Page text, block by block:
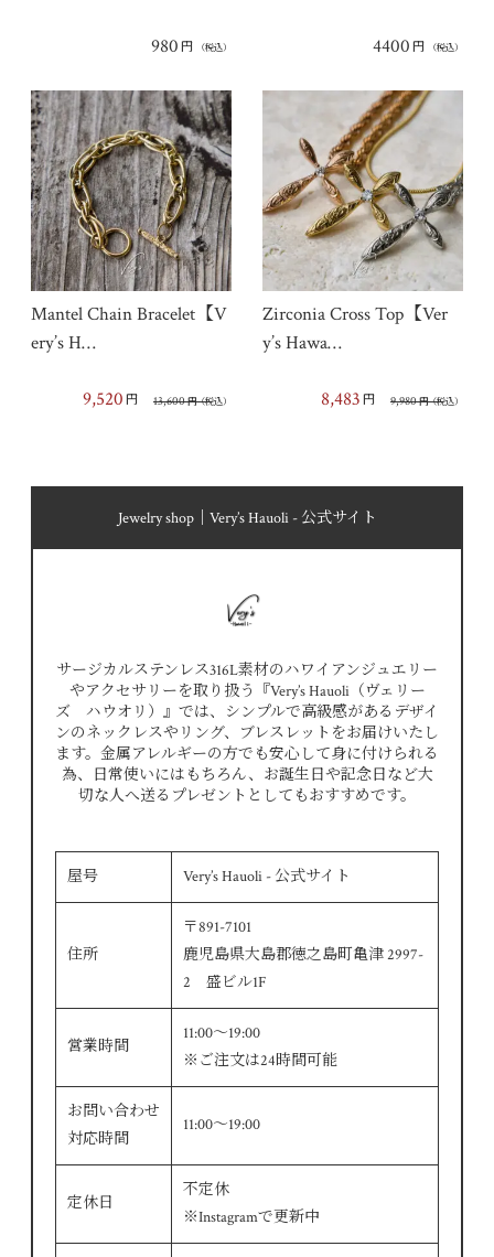
980 円 （税込） 4400 円 （税込）
Mantel Chain Bracelet【V
ery’s H…
13,600円（税込）
9,520 円
Zirconia Cross Top【Ver
y’s Hawa…
9,980円（税込）
8,483 円
Jewelry shop｜Very’s Hauoli - 公式サイト
サージカルステンレス316L素材のハワイアンジュエリー
やアクセサリーを取り扱う『Very’s Hauoli（ヴェリー
ズ ハウオリ）』では、シンプルで高級感があるデザイ
ンのネックレスやリング、ブレスレットをお届けいたし
ます。金属アレルギーの方でも安心して身に付けられる
為、日常使いにはもちろん、お誕生日や記念日など大
切な人へ送るプレゼントとしてもおすすめです。
屋号 Very’s Hauoli - 公式サイト
住所
〒891-7101
鹿児島県大島郡徳之島町亀津 2997-
2 盛ビル1F
営業時間
11:00～19:00
※ご注文は24時間可能
お問い合わせ
対応時間
11:00～19:00
定休日
不定休
※Instagramで更新中